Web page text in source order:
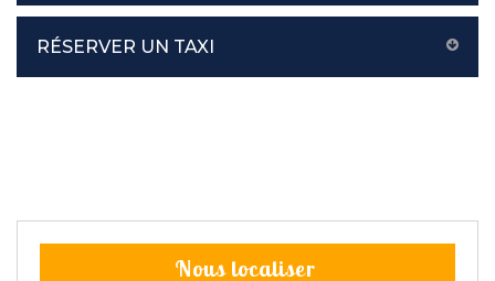
RÉSERVER UN TAXI
Nous localiser